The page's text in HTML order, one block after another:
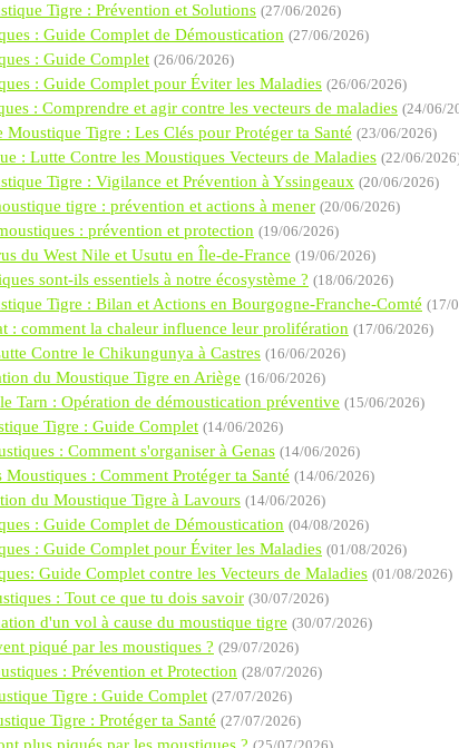
Tigre : Prévention et Solutions (27/06/2026)
: Guide Complet de Démoustication (27/06/2026)
: Guide Complet (26/06/2026)
: Guide Complet pour Éviter les Maladies (26/06/2026)
: Comprendre et agir contre les vecteurs de maladies (24/06/
Moustique Tigre : Les Clés pour Protéger ta Santé (23/06/2026)
: Lutte Contre les Moustiques Vecteurs de Maladies (22/06/
Tigre : Vigilance et Prévention à Yssingeaux (20/06/2026)
tigre : prévention et actions à mener (20/06/2026)
: prévention et protection (19/06/2026)
du West Nile et Usutu en Île-de-France (19/06/2026)
sont-ils essentiels à notre écosystème ? (18/06/2026)
Tigre : Bilan et Actions en Bourgogne-Franche-Comté (17/
: comment la chaleur influence leur prolifération (17/06/2026)
Contre le Chikungunya à Castres (16/06/2026)
du Moustique Tigre en Ariège (16/06/2026)
Tarn : Opération de démoustication préventive (15/06/2026)
Tigre : Guide Complet (14/06/2026)
: Comment s'organiser à Genas (14/06/2026)
: Comment Protéger ta Santé (14/06/2026)
du Moustique Tigre à Lavours (14/06/2026)
: Guide Complet de Démoustication (04/08/2026)
: Guide Complet pour Éviter les Maladies (01/08/2026)
Guide Complet contre les Vecteurs de Maladies (01/08/2026)
: Tout ce que tu dois savoir (30/07/2026)
d'un vol à cause du moustique tigre (30/07/2026)
piqué par les moustiques ? (29/07/2026)
: Prévention et Protection (28/07/2026)
Tigre : Guide Complet (27/07/2026)
Tigre : Protéger ta Santé (27/07/2026)